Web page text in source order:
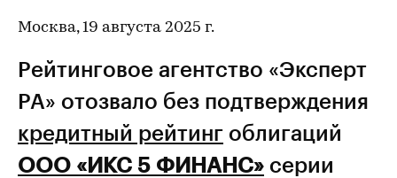
Москва, 19 августа 2025 г.
Рейтинговое агентство «Эксперт
РА» отозвало без подтверждения
кредитный рейтинг облигаций
ООО «ИКС 5 ФИНАНС» серии